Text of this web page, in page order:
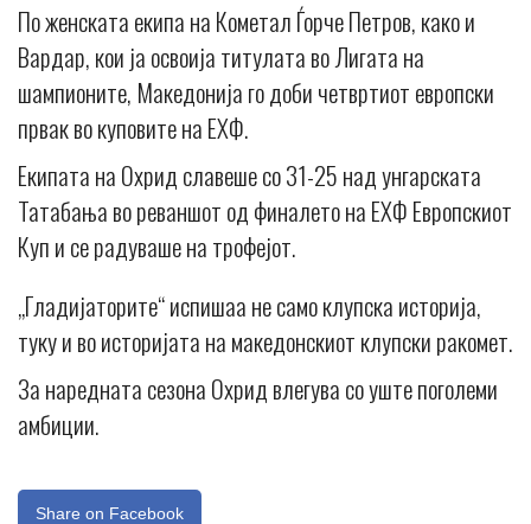
По женската екипа на Кометал Ѓорче Петров, како и
Вардар, кои ја освоија титулата во Лигата на
шампионите, Македонија го доби четвртиот европски
првак во куповите на ЕХФ.
Екипата на Охрид славеше со 31-25 над унгарската
Татабања во реваншот од финалето на ЕХФ Европскиот
Куп и се радуваше на трофејот.
„Гладијаторите“ испишаа не само клупска историја,
туку и во историјата на македонскиот клупски ракомет.
За наредната сезона Охрид влегува со уште поголеми
амбиции.
Share on Facebook